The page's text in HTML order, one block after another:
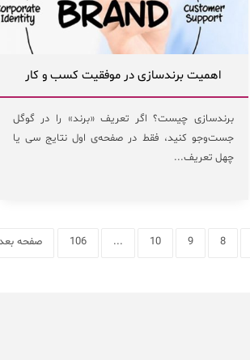
اهمیت برندسازی در موفقیت کسب و کار
برندسازی چیست؟ اگر تعریف «برند» را در گوگل
جست‌وجو کنید، فقط در صفحه‌ی اول نتایج سی یا
چهل تعریف...
8
9
10
...
106 صفحه